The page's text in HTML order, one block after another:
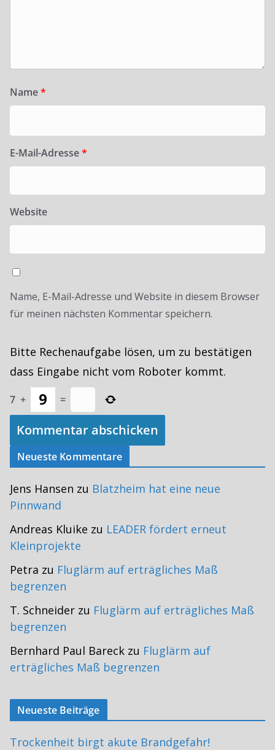
Name*
E-Mail-Adresse*
Website
Name, E-Mail-Adresse und Website in diesem Browser
für meinen nächsten Kommentar speichern.
Bitte Rechenaufgabe lösen, um zu bestätigen
dass Eingabe nicht vom Roboter kommt.
7 + =
Neueste Kommentare
Jens Hansen zu Blatzheim hat eine neue
Pinnwand
Andreas Kluike zu LEADER fördert erneut
Kleinprojekte
Petra zu Fluglärm auf erträgliches Maß
begrenzen
T. Schneider zu Fluglärm auf erträgliches Maß
begrenzen
Bernhard Paul Bareck zu Fluglärm auf
erträgliches Maß begrenzen
Neueste Beiträge
Trockenheit birgt akute Brandgefahr!